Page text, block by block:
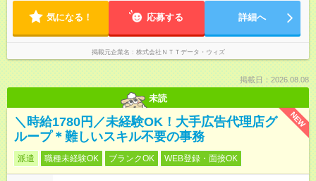
希望の方はご相談ください。
気になる！ 応募する 詳細へ
掲載元企業名 株式会社ＮＴＴデータ・ウィズ
掲載日：2026.08.08
未読
NEW
＼時給1780円／未経験OK！大手広告代理店グ
ループ＊難しいスキル不要の事務
派遣 職種未経験OK ブランクOK WEB登録・面接OK